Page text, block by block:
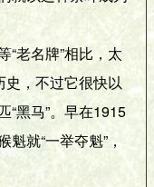
老名牌”相比，太
史，不过它很快以
“黑马”。早在1915
就“一举夺魁”，